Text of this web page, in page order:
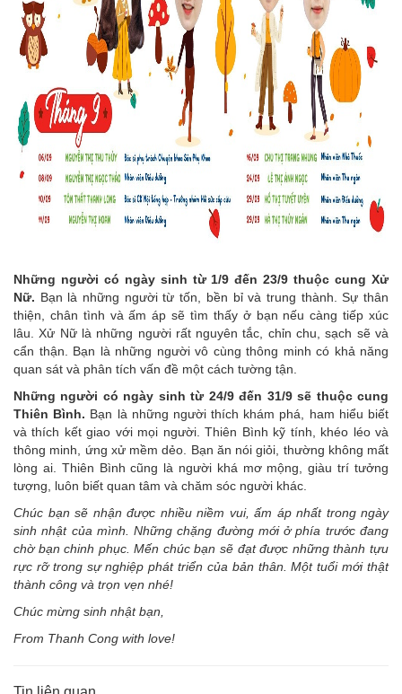
Những người có ngày sinh từ 1/9 đến 23/9 thuộc cung Xử
Nữ. Bạn là những người từ tốn, bền bỉ và trung thành. Sự thân
thiện, chân tình và ấm áp sẽ tìm thấy ở bạn nếu càng tiếp xúc
lâu. Xử Nữ là những người rất nguyên tắc, chỉn chu, sạch sẽ và
cẩn thận. Bạn là những người vô cùng thông minh có khả năng
quan sát và phân tích vấn đề một cách tường tận.
Những người có ngày sinh từ 24/9 đến 31/9 sẽ thuộc cung
Thiên Bình. Bạn là những người thích khám phá, ham hiểu biết
và thích kết giao với mọi người. Thiên Bình kỹ tính, khéo léo và
thông minh, ứng xử mềm dẻo. Bạn ăn nói giỏi, thường không mất
lòng ai. Thiên Bình cũng là người khá mơ mộng, giàu trí tưởng
tượng, luôn biết quan tâm và chăm sóc người khác.
Chúc bạn sẽ nhận được nhiều niềm vui, ấm áp nhất trong ngày
sinh nhật của mình. Những chặng đường mới ở phía trước đang
chờ bạn chinh phục. Mến chúc bạn sẽ đạt được những thành tựu
rực rỡ trong sự nghiệp phát triển của bản thân. Một tuổi mới thật
thành công và trọn vẹn nhé!
Chúc mừng sinh nhật bạn,
From Thanh Cong with love!